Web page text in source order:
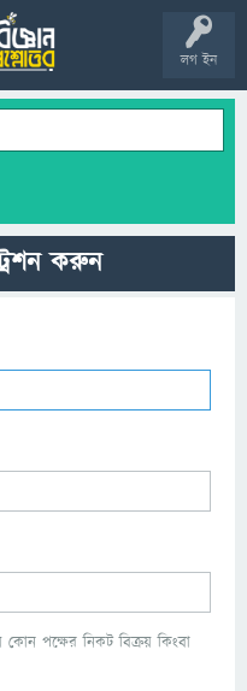
লগ ইন
করুন
পক্ষের নিকট বিক্রয় কিংবা